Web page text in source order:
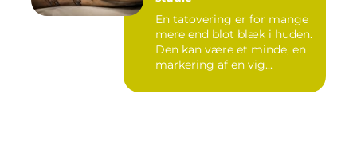
En tatovering er for mange
mere end blot blæk i huden.
Den kan være et minde, en
markering af en vig...